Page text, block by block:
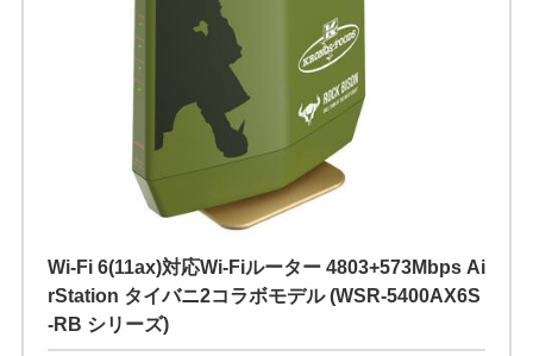
Wi-Fi 6(11ax)対応Wi-Fiルーター 4803+573Mbps Ai
rStation タイバニ2コラボモデル (WSR-5400AX6S
-RB シリーズ)